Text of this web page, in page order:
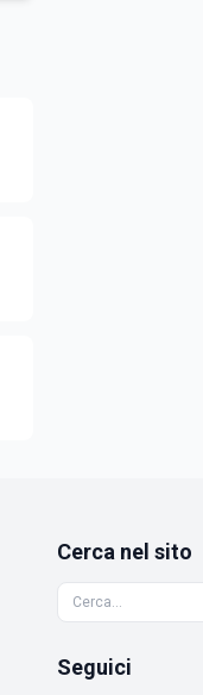
Cerca nel sito
Seguici